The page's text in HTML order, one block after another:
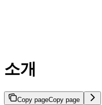
소개
Copy pageCopy page